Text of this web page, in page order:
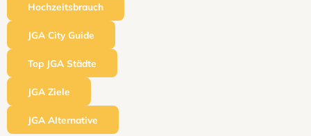
Hochzeitsbrauch
JGA City Guide
Top JGA Städte
JGA Ziele
JGA Alternative